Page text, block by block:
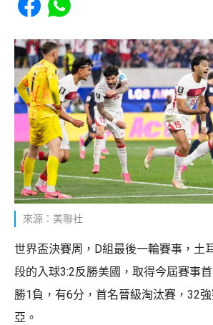
來源：美聯社
世界盃決賽周，D組最後一輪賽事，土
段的入球3:2反勝美國，取得今屆賽事
勝1負，有6分，首名晉級淘汰賽，32
亞。